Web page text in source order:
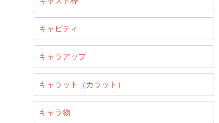
キャビティ
キャラアップ
キャラット（カラット）
キャラ物